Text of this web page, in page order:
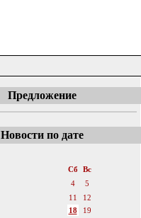
Предложение
Новости по дате
Сб
Вс
4
5
11
12
18
19